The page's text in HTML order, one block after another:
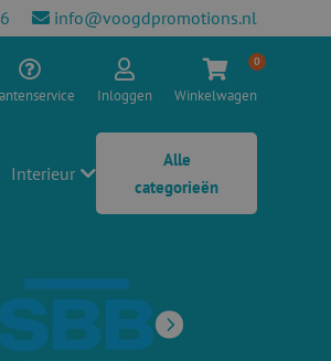
info@voogdpromotions.nl
Inloggen Winkelwagen
0
Interieur
Alle
categorieën